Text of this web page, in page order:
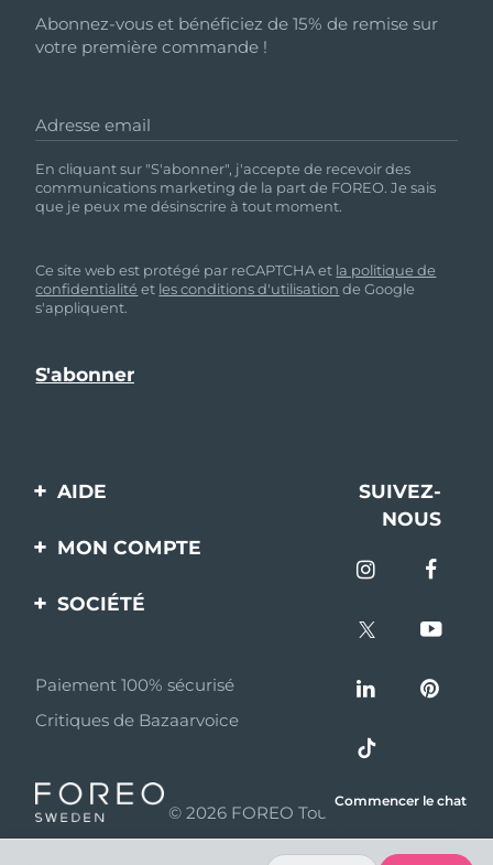
Abonnez-vous et bénéficiez de 15% de remise sur
votre première commande !
Adresse email
En cliquant sur "S'abonner", j'accepte de recevoir des
communications marketing de la part de FOREO. Je sais
que je peux me désinscrire à tout moment.
Ce site web est protégé par reCAPTCHA et la politique de
confidentialité et les conditions d'utilisation de Google
s'appliquent.
AIDE
Contactez-nous
livraisons
Questions et réponses
Informations sur la
SUIVEZ-
NOUS
MON COMPTE
Enregistrement produit
SOCIÉTÉ
Programme d’affiliation
Nouvelles d'affiliation
Partenaires
distributeurs
Paiement 100% sécurisé
Critiques de Bazaarvoice
© 2026 FOREO Tous droits réservés
Commencer le chat